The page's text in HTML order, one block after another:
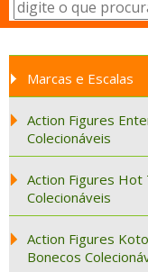
Marcas e Escalas
Action Figures
Colecionáveis
Action Figures Hot
Colecionáveis
Action Figures
Bonecos